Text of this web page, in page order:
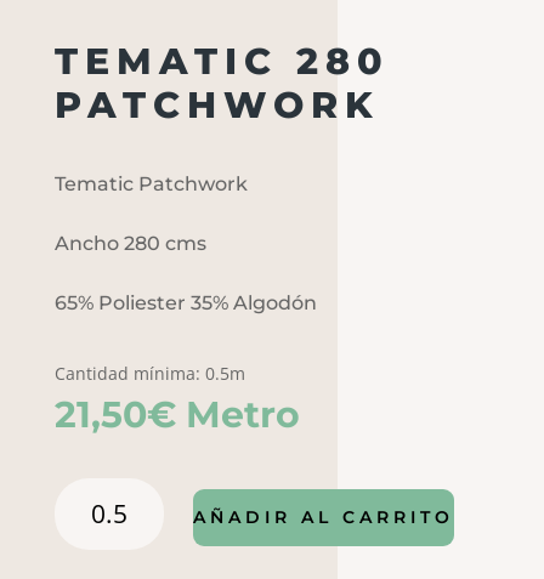
TEMATIC 280
PATCHWORK
Tematic Patchwork
Ancho 280 cms
65% Poliester 35% Algodón
Cantidad mínima: 0.5m
21,50€ Metro
AÑADIR AL CARRITO